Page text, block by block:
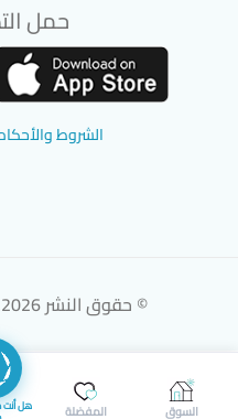
حمل
الشروط
© حقوق النشر 2026. تطوير بواسطة
هل المفضلة السوق